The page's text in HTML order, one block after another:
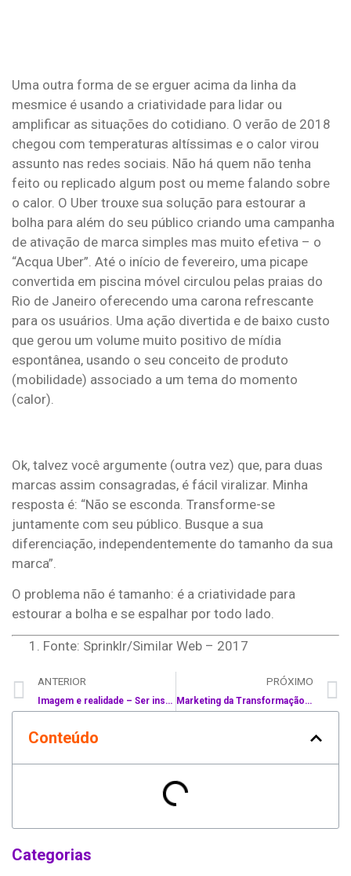
Uma outra forma de se erguer acima da linha da
mesmice é usando a criatividade para lidar ou
amplificar as situações do cotidiano. O verão de 2018
chegou com temperaturas altíssimas e o calor virou
assunto nas redes sociais. Não há quem não tenha
feito ou replicado algum post ou meme falando sobre
o calor. O Uber trouxe sua solução para estourar a
bolha para além do seu público criando uma campanha
de ativação de marca simples mas muito efetiva – o
“Acqua Uber”. Até o início de fevereiro, uma picape
convertida em piscina móvel circulou pelas praias do
Rio de Janeiro oferecendo uma carona refrescante
para os usuários. Uma ação divertida e de baixo custo
que gerou um volume muito positivo de mídia
espontânea, usando o seu conceito de produto
(mobilidade) associado a um tema do momento
(calor).
Ok, talvez você argumente (outra vez) que, para duas
marcas assim consagradas, é fácil viralizar. Minha
resposta é: “Não se esconda. Transforme-se
juntamente com seu público. Busque a sua
diferenciação, independentemente do tamanho da sua
marca”.
O problema não é tamanho: é a criatividade para
estourar a bolha e se espalhar por todo lado.
Fonte: Sprinklr/Similar Web – 2017
ANTERIOR
Imagem e realidade – Ser instagramável é suficiente?
PRÓXIMO
Marketing da Transformação na Mídia
Conteúdo
Categorias